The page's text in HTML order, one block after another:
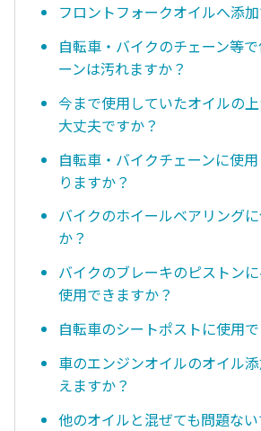
フロントフォークオイルへ添
自転車・バイクのチェーン等
ーンは汚れますか？
今まで使用していたオイルの
大丈夫ですか？
自転車・バイクチェーンに使
りますか？
バイクのホイールベアリング
か？
バイクのブレーキのピストン
使用できますか？
自転車のシートポストに使用
車のエンジンオイルのオイル
えますか？
他のオイルと混ぜても問題な